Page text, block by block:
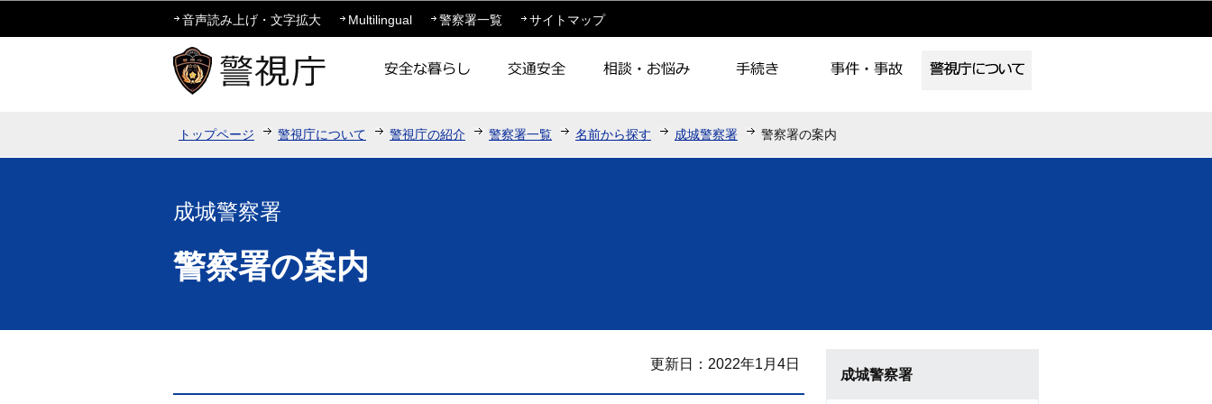
このページの本文へ移動
音声読み上げ・文字拡大 Multilingual 警察署一覧 サイトマップ
トップページ 警視庁について 警視庁の紹介 警察署一覧 名前から探す 成城警察署 警察署の案内
成城警察署
警察署の案内
更新日：2022年1月4日
成城警察署